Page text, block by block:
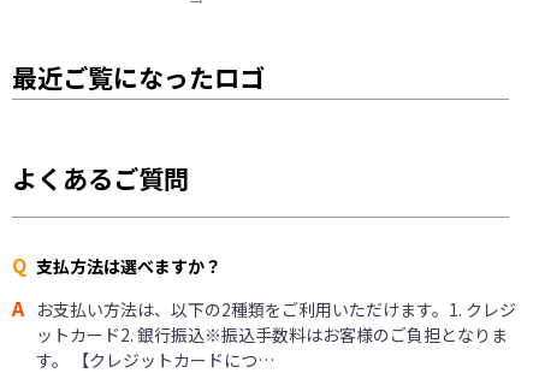
最近ご覧になったロゴ
よくあるご質問
Q 支払方法は選べますか？
A お支払い方法は、以下の2種類をご利用いただけます。1. クレジ
ットカード2. 銀行振込※振込手数料はお客様のご負担となりま
す。 【クレジットカードにつ…